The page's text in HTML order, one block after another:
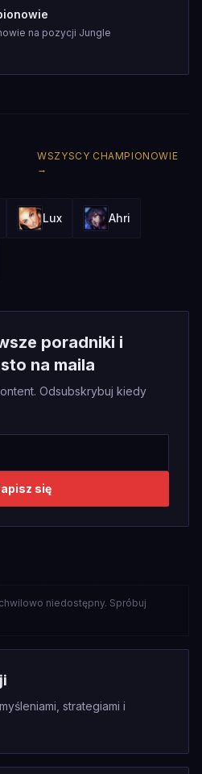
na pozycji Jungle
WSZYSCY CHAMPIONOWIE
→
Lux Ahri
poradniki i
na maila
Odsubskrybuj kiedy
się
niedostępny. Spróbuj
strategiami i